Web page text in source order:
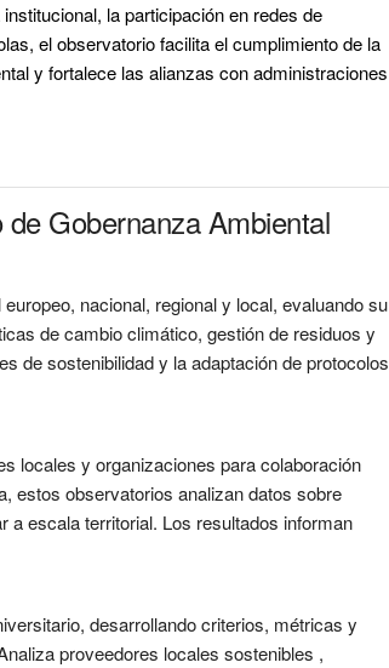
la participación en redes de
el observatorio facilita el cumplimiento de la
y fortalece las alianzas con administraciones
Gobernanza Ambiental
nacional, regional y local, evaluando su
de cambio climático, gestión de residuos y
de sostenibilidad y la adaptación de protocolos
locales y organizaciones para colaboración
estos observatorios analizan datos sobre
escala territorial. Los resultados informan
desarrollando criterios, métricas y
proveedores locales sostenibles ,